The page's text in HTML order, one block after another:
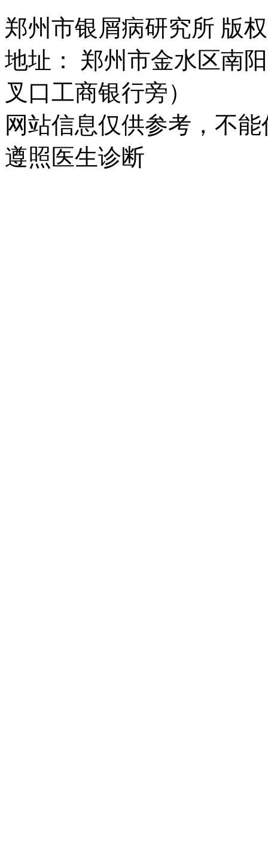
郑州市银屑病研究所 版
地址： 郑州市金水区南
叉口工商银行旁）
网站信息仅供参考，不
遵照医生诊断